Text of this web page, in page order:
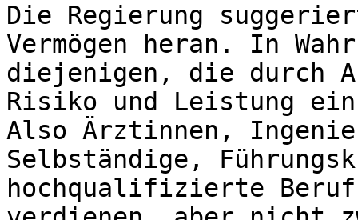
Die Regierung
Vermögen heran. In
diejenigen, die durch
Risiko und Leistung ein
Also Ärztinnen,
Selbständige,
hochqualifizierte